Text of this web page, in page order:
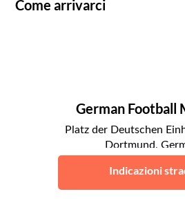
Come arrivarci
German Football
Platz der Deutschen
Dortmund,
Indicazioni